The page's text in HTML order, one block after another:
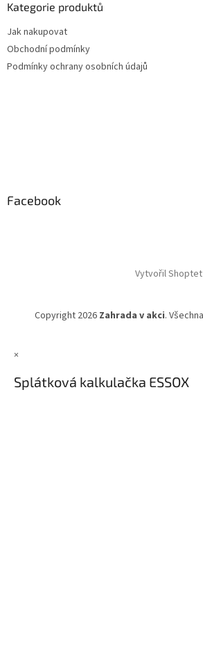
Kategorie produktů
Jak nakupovat
Obchodní podmínky
Podmínky ochrany osobních údajů
Facebook
Vytvořil Shoptet
Copyright 2026 Zahrada v akci.
×
Splátková kalkulačka ESSOX